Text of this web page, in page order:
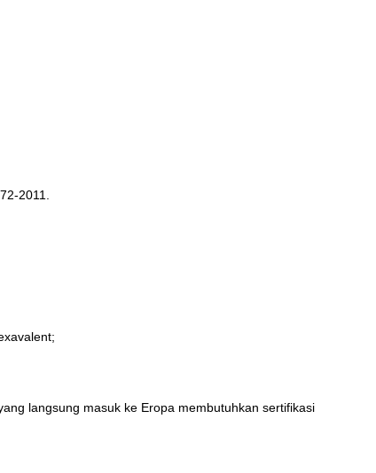
2011.
langsung masuk ke Eropa membutuhkan sertifikasi